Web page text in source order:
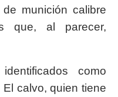
munición calibre
que, al parecer,
como
calvo, quien tiene